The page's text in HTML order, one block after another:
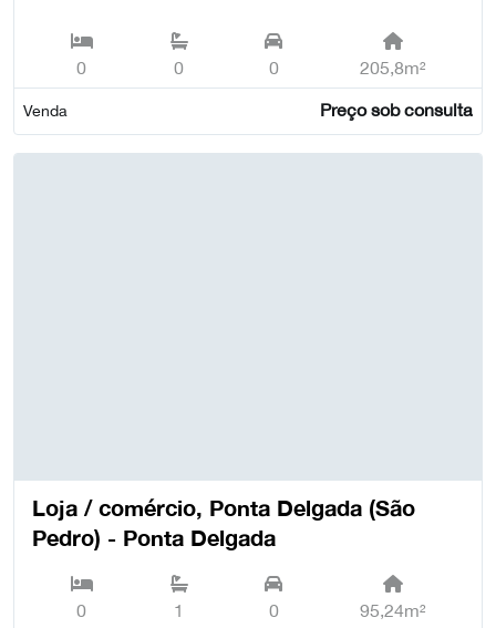
0 0 0 205,8m²
Venda Preço sob consulta
Loja / comércio, Ponta Delgada (São
Pedro) - Ponta Delgada
0 1 0 95,24m²